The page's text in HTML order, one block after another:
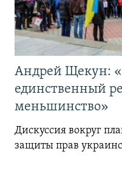
Андрей Щекун:
единственный
меньшинство»
Дискуссия вокруг
защиты прав